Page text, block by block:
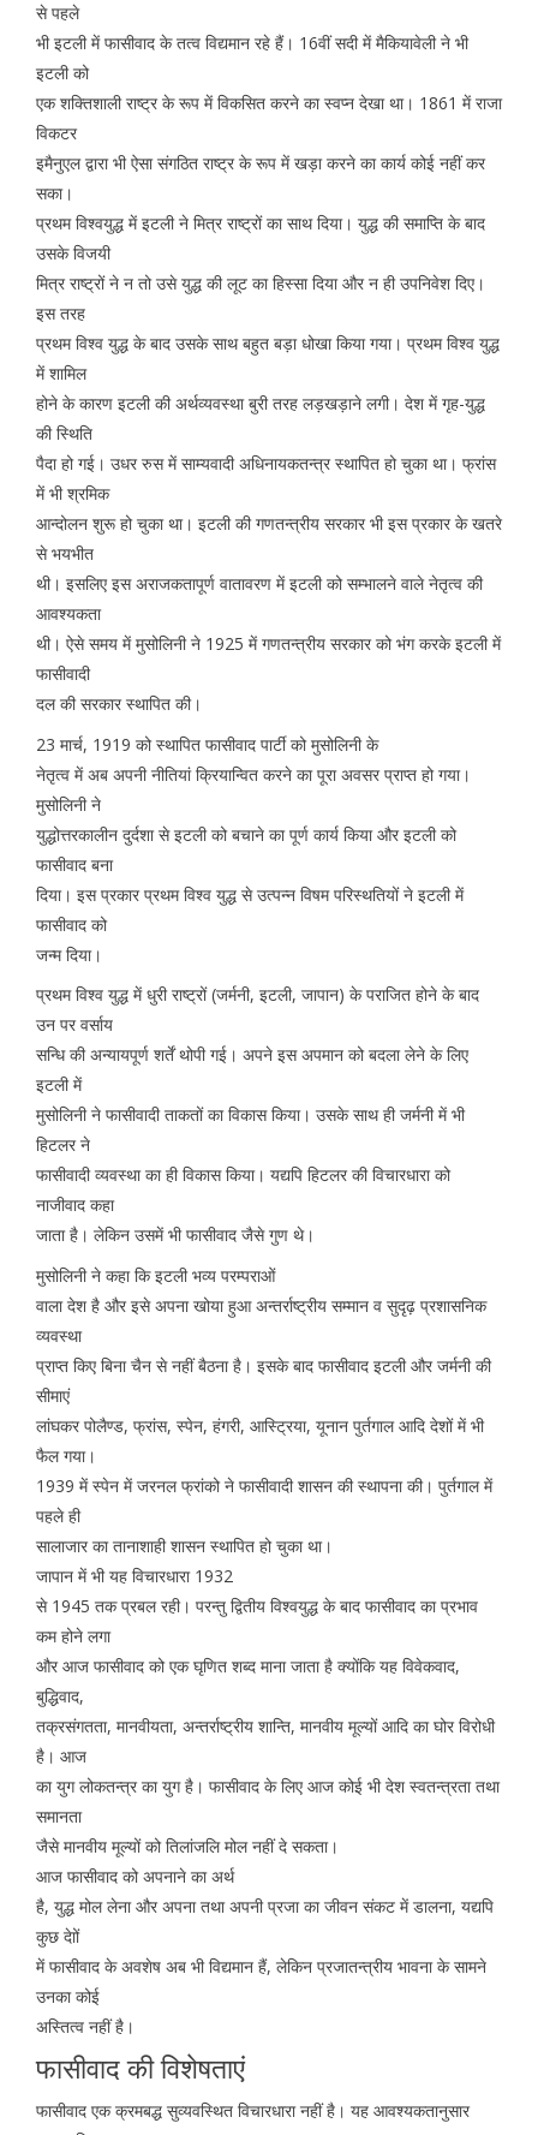
से पहले
भी इटली में फासीवाद के तत्व विद्यमान रहे हैं। 16वीं सदी में मैकियावेली ने भी
इटली को
एक शक्तिशाली राष्ट्र के रूप में विकसित करने का स्वप्न देखा था। 1861 में राजा
विकटर
इमैनुएल द्वारा भी ऐसा संगठित राष्ट्र के रूप में खड़ा करने का कार्य कोई नहीं कर
सका।
प्रथम विश्वयुद्ध में इटली ने मित्र राष्ट्रों का साथ दिया। युद्ध की समाप्ति के बाद
उसके विजयी
मित्र राष्ट्रों ने न तो उसे युद्ध की लूट का हिस्सा दिया और न ही उपनिवेश दिए।
इस तरह
प्रथम विश्व युद्ध के बाद उसके साथ बहुत बड़ा धोखा किया गया। प्रथम विश्व युद्ध
में शामिल
होने के कारण इटली की अर्थव्यवस्था बुरी तरह लड़खड़ाने लगी। देश में गृह-युद्ध
की स्थिति
पैदा हो गई। उधर रुस में साम्यवादी अधिनायकतन्त्र स्थापित हो चुका था। फ्रांस
में भी श्रमिक
आन्दोलन शुरू हो चुका था। इटली की गणतन्त्रीय सरकार भी इस प्रकार के खतरे
से भयभीत
थी। इसलिए इस अराजकतापूर्ण वातावरण में इटली को सम्भालने वाले नेतृत्व की
आवश्यकता
थी। ऐसे समय में मुसोलिनी ने 1925 में गणतन्त्रीय सरकार को भंग करके इटली में
फासीवादी
दल की सरकार स्थापित की।
23 मार्च, 1919 को स्थापित फासीवाद पार्टी को मुसोलिनी के
नेतृत्व में अब अपनी नीतियां क्रियान्वित करने का पूरा अवसर प्राप्त हो गया।
मुसोलिनी ने
युद्धोत्तरकालीन दुर्दशा से इटली को बचाने का पूर्ण कार्य किया और इटली को
फासीवाद बना
दिया। इस प्रकार प्रथम विश्व युद्ध से उत्पन्न विषम परिस्थतियों ने इटली में
फासीवाद को
जन्म दिया।
प्रथम विश्व युद्ध में धुरी राष्ट्रों (जर्मनी, इटली, जापान) के पराजित होने के बाद
उन पर वर्साय
सन्धि की अन्यायपूर्ण शर्तें थोपी गई। अपने इस अपमान को बदला लेने के लिए
इटली में
मुसोलिनी ने फासीवादी ताकतों का विकास किया। उसके साथ ही जर्मनी में भी
हिटलर ने
फासीवादी व्यवस्था का ही विकास किया। यद्यपि हिटलर की विचारधारा को
नाजीवाद कहा
जाता है। लेकिन उसमें भी फासीवाद जैसे गुण थे।
मुसोलिनी ने कहा कि इटली भव्य परम्पराओं
वाला देश है और इसे अपना खोया हुआ अन्तर्राष्ट्रीय सम्मान व सुदृढ़ प्रशासनिक
व्यवस्था
प्राप्त किए बिना चैन से नहीं बैठना है। इसके बाद फासीवाद इटली और जर्मनी की
सीमाएं
लांघकर पोलैण्ड, फ्रांस, स्पेन, हंगरी, आस्ट्रिया, यूनान पुर्तगाल आदि देशों में भी
फैल गया।
1939 में स्पेन में जरनल फ्रांको ने फासीवादी शासन की स्थापना की। पुर्तगाल में
पहले ही
सालाजार का तानाशाही शासन स्थापित हो चुका था।
जापान में भी यह विचारधारा 1932
से 1945 तक प्रबल रही। परन्तु द्वितीय विश्वयुद्ध के बाद फासीवाद का प्रभाव
कम होने लगा
और आज फासीवाद को एक घृणित शब्द माना जाता है क्योंकि यह विवेकवाद,
बुद्धिवाद,
तक्रसंगतता, मानवीयता, अन्तर्राष्ट्रीय शान्ति, मानवीय मूल्यों आदि का घोर विरोधी
है। आज
का युग लोकतन्त्र का युग है। फासीवाद के लिए आज कोई भी देश स्वतन्त्रता तथा
समानता
जैसे मानवीय मूल्यों को तिलांजलि मोल नहीं दे सकता।
आज फासीवाद को अपनाने का अर्थ
है, युद्ध मोल लेना और अपना तथा अपनी प्रजा का जीवन संकट में डालना, यद्यपि
कुछ देाों
में फासीवाद के अवशेष अब भी विद्यमान हैं, लेकिन प्रजातन्त्रीय भावना के सामने
उनका कोई
अस्तित्व नहीं है।
फासीवाद की विशेषताएं
फासीवाद एक क्रमबद्ध सुव्यवस्थित विचारधारा नहीं है। यह आवश्यकतानुसार